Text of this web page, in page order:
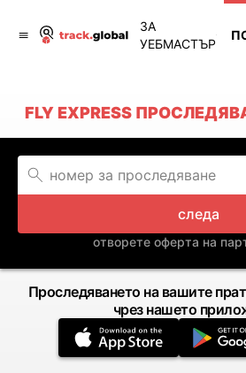
ЗА
УЕБМАСТЪР
FLY EXPRESS
следа
отворете оферта на
Проследяването на вашите
чрез нашето